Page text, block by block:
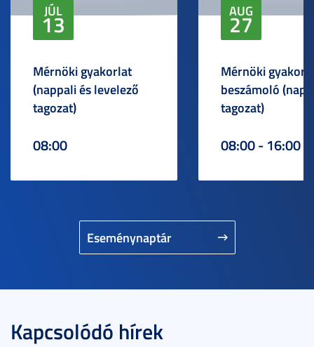
Eseménynaptár
JÚL
13
Mérnöki gyakorlat
(nappali és levelező
tagozat)
08:00
AUG
27
Mérnöki
beszámoló
tagozat)
08:00 - 16:00
Kapcsolódó hírek